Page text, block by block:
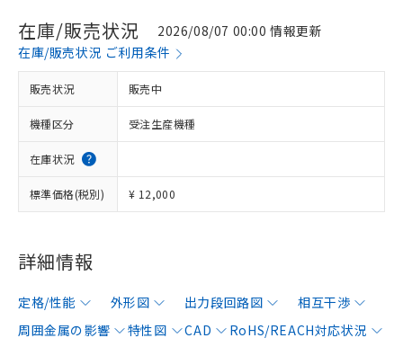
在庫/販売状況
2026/08/07 00:00 情報更新
在庫/販売状況 ご利用条件
販売状況 販売中
機種区分 受注生産機種
在庫状況
標準価格(税別) ¥ 12,000
詳細情報
定格/性能 外形図 出力段回路図
相互干渉
周囲金属の影響
特性図 CAD
RoHS/REACH対応状況